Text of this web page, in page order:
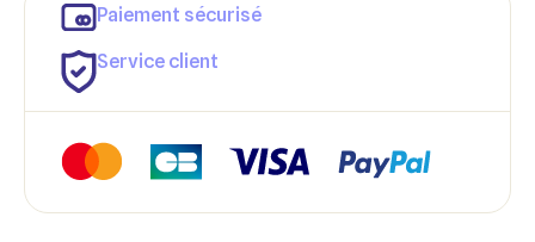
Paiement sécurisé
Service client